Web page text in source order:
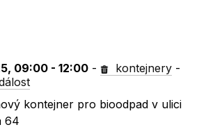
09:00 - 12:00 - kontejnery -
kontejner pro bioodpad v ulici
64